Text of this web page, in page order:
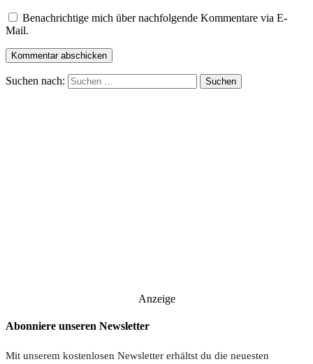
Benachrichtige mich über nachfolgende Kommentare via E-
Mail.
Suchen nach:
Anzeige
Abonniere unseren Newsletter
Mit unserem kostenlosen Newsletter erhältst du die neuesten